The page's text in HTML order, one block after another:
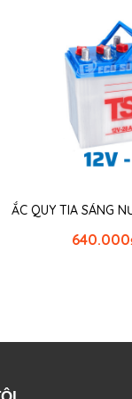
ẮC QUY TIA SÁNG
640.000